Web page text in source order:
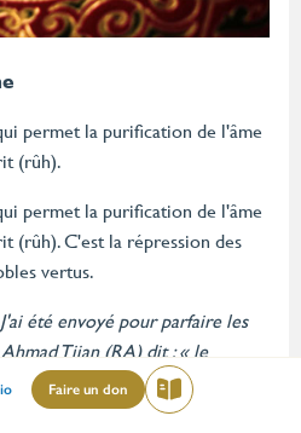
permet la purification de l'âme
(rûh).
permet la purification de l'âme
(rûh). C'est la répression des
vertus.
J'ai été envoyé pour parfaire les
Tijan (RA) dit : « le
recommandations divines, à
ce qui est manifeste ou caché,
Faire un don Lire